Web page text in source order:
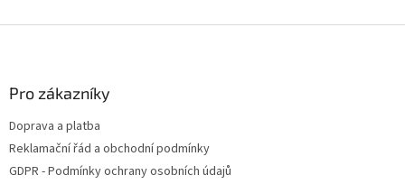
Pro zákazníky
Doprava a platba
Reklamační řád a obchodní podmínky
GDPR - Podmínky ochrany osobních údajů